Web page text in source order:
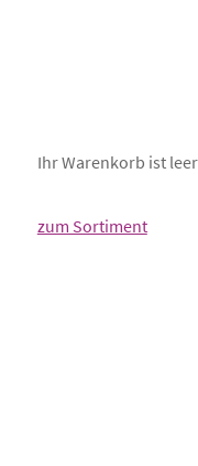
Ihr Warenkorb ist
zum Sortiment